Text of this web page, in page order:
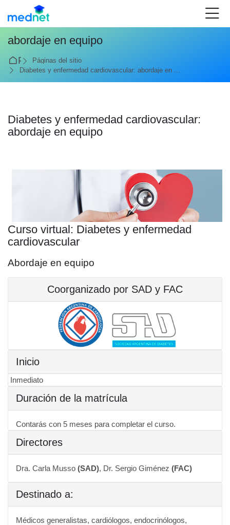
Skip to navigation
Skip to login form
Salta al contenido principal
Skip to accessibility options
Skip to footer
Skip accessibility options
abordaje en equipo
Página Principal
Páginas del sitio
Diabetes y enfermedad cardiovascular: abordaje en ...
Diabetes y enfermedad cardiovascular:
abordaje en equipo
Curso virtual: Diabetes y enfermedad
cardiovascular
Abordaje en equipo
Coorganizado por SAD y FAC
Inicio
Inmediato
Duración de la matrícula
Contarás con 5 meses para completar el curso.
Directores
Dra. Carla Musso (SAD), Dr. Sergio Giménez (FAC)
Destinado a:
Médicos generalistas, cardiólogos, endocrinólogos,